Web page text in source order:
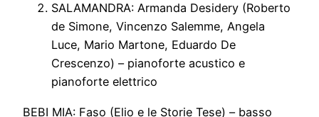
SALAMANDRA: Armanda Desidery (Roberto
de Simone, Vincenzo Salemme, Angela
Luce, Mario Martone, Eduardo De
Crescenzo) – pianoforte acustico e
pianoforte elettrico
BEBI MIA: Faso (Elio e le Storie Tese) – basso